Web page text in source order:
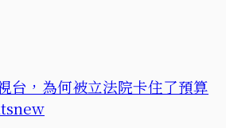
台，為何被立法院卡住了預算